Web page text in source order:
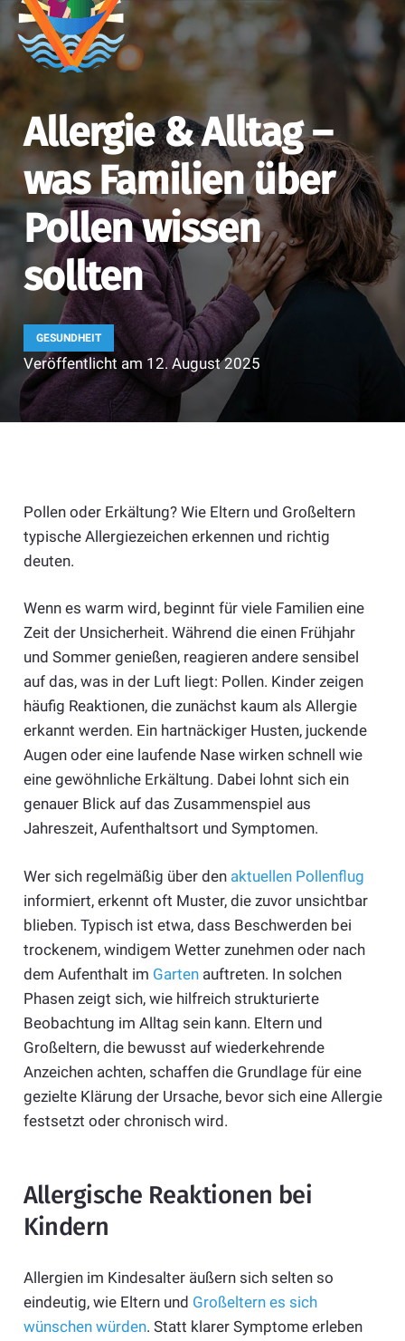
Allergie & Alltag –
was Familien über
Pollen wissen
sollten
GESUNDHEIT
Veröffentlicht am 12. August 2025
Pollen oder Erkältung? Wie Eltern und Großeltern
typische Allergiezeichen erkennen und richtig
deuten.
Wenn es warm wird, beginnt für viele Familien eine
Zeit der Unsicherheit. Während die einen Frühjahr
und Sommer genießen, reagieren andere sensibel
auf das, was in der Luft liegt: Pollen. Kinder zeigen
häufig Reaktionen, die zunächst kaum als Allergie
erkannt werden. Ein hartnäckiger Husten, juckende
Augen oder eine laufende Nase wirken schnell wie
eine gewöhnliche Erkältung. Dabei lohnt sich ein
genauer Blick auf das Zusammenspiel aus
Jahreszeit, Aufenthaltsort und Symptomen.
Wer sich regelmäßig über den aktuellen Pollenflug
informiert, erkennt oft Muster, die zuvor unsichtbar
blieben. Typisch ist etwa, dass Beschwerden bei
trockenem, windigem Wetter zunehmen oder nach
dem Aufenthalt im Gartenauftreten. In solchen
Phasen zeigt sich, wie hilfreich strukturierte
Beobachtung im Alltag sein kann. Eltern und
Großeltern, die bewusst auf wiederkehrende
Anzeichen achten, schaffen die Grundlage für eine
gezielte Klärung der Ursache, bevor sich eine Allergie
festsetzt oder chronisch wird.
Allergische Reaktionen bei
Kindern
Allergien im Kindesalter äußern sich selten so
eindeutig, wie Eltern und Großeltern es sich
wünschen würden. Statt klarer Symptome erleben